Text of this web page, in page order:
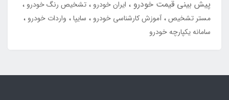
پیش بینی قیمت خودرو ایران خودرو
تشخیص رنگ خودرو
مستر تشخیص آموزش کارشناسی خودرو سایپا
واردات خودرو
سامانه یکپارچه خودرو